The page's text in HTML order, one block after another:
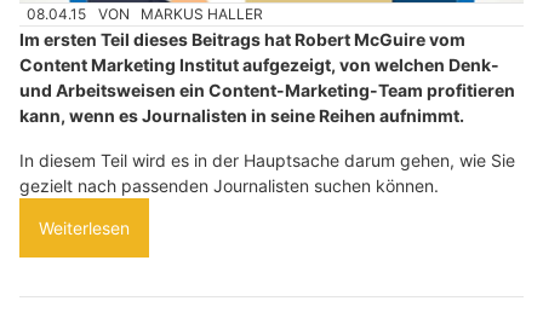
08.04.15 VON MARKUS HALLER
Im ersten Teil dieses Beitrags hat Robert McGuire vom
Content Marketing Institut aufgezeigt, von welchen Denk-
und Arbeitsweisen ein Content-Marketing-Team profitieren
kann, wenn es Journalisten in seine Reihen aufnimmt.
In diesem Teil wird es in der Hauptsache darum gehen, wie Sie
gezielt nach passenden Journalisten suchen können.
Weiterlesen